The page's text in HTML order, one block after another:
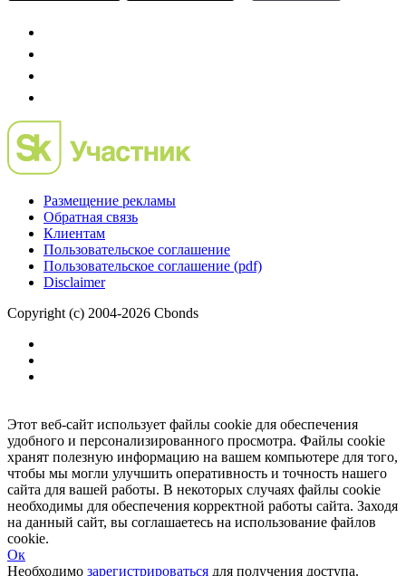
Размещение рекламы
Обратная связь
Пользовательское соглашение
Copyright (c) 2004-2026 Cbonds
Этот веб-сайт использует файлы cookie для обеспечения
удобного и персонализированного просмотра. Файлы cookie
хранят полезную информацию на вашем компьютере для того,
чтобы мы могли улучшить оперативность и точность нашего
сайта для вашей работы. В некоторых случаях файлы cookie
необходимы для обеспечения корректной работы сайта. Заходя